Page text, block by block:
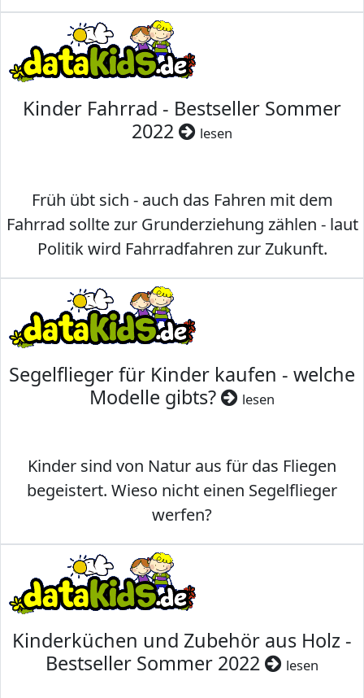
Kinder Fahrrad - Bestseller Sommer
2022
lesen
Früh übt sich - auch das Fahren mit dem
Fahrrad sollte zur Grunderziehung zählen - laut
Politik wird Fahrradfahren zur Zukunft.
Segelflieger für Kinder kaufen - welche
Modelle gibts?
lesen
Kinder sind von Natur aus für das Fliegen
begeistert. Wieso nicht einen Segelflieger
werfen?
Kinderküchen und Zubehör aus Holz -
Bestseller Sommer 2022
lesen